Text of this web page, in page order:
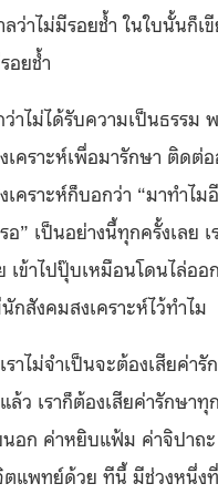
ลว่าไม่มีรอยช้ำ ในใบนั้นก็
อยช้ำ
ว่าไม่ได้รับความเป็นธรรม
เคราะห์เพื่อมารักษา ติดต่
คราะห์ก็บอกว่า “มาทำไม
” เป็นอย่างนี้ทุกครั้งเลย เ
เข้าไปปุ๊บเหมือนโดนไล่อ
กสังคมสงเคราะห์ไว้ทำไม
ราไม่จำเป็นจะต้องเสียค่า
ว เราก็ต้องเสียค่ารักษาทุ
นอก ค่าหยิบแฟ้ม ค่าจิปาถ
ตแพทย์ด้วย ทีนี้ มีช่วงหนึ่ง